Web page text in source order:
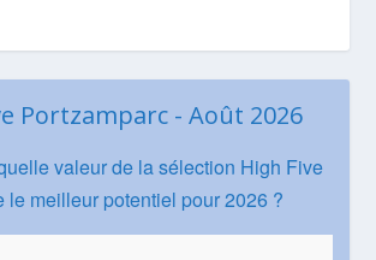
Portzamparc - Août 2026
valeur de la sélection High Five
le meilleur potentiel pour 2026 ?